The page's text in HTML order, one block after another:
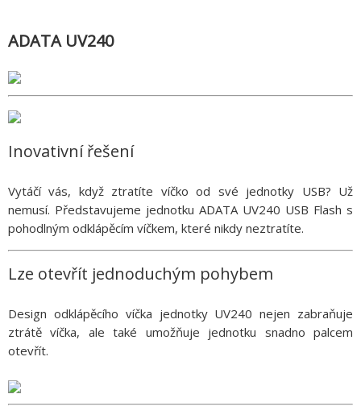
ADATA UV240
Inovativní řešení
Vytáčí vás, když ztratíte víčko od své jednotky USB? Už
nemusí. Představujeme jednotku ADATA UV240 USB Flash s
pohodlným odklápěcím víčkem, které nikdy neztratíte.
Lze otevřít jednoduchým pohybem
Design odklápěcího víčka jednotky UV240 nejen zabraňuje
ztrátě víčka, ale také umožňuje jednotku snadno palcem
otevřít.